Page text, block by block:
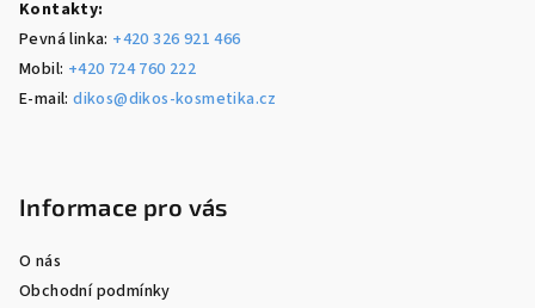
Kontakty:
Pevná linka: +420 326 921 466
Mobil: +420 724 760 222
E-mail:dikos@dikos-kosmetika.cz
Informace pro vás
O nás
Obchodní podmínky